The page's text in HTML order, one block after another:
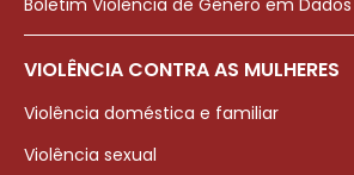
VIOLÊNCIA CONTRA AS MULHERES
Violência doméstica e familiar
Violência sexual